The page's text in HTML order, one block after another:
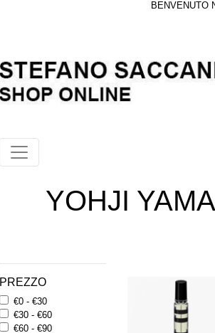
BENVENUTO
YOHJI
PREZZO
€0 - €30
€30 - €60
€60 - €90